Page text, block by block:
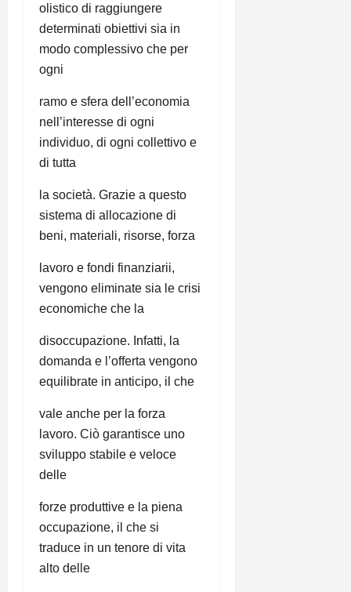
olistico di raggiungere
determinati obiettivi sia in
modo complessivo che per
ogni
ramo e sfera dell’economia
nell’interesse di ogni
individuo, di ogni collettivo e
di tutta
la società. Grazie a questo
sistema di allocazione di
beni, materiali, risorse, forza
lavoro e fondi finanziarii,
vengono eliminate sia le crisi
economiche che la
disoccupazione. Infatti, la
domanda e l’offerta vengono
equilibrate in anticipo, il che
vale anche per la forza
lavoro. Ciò garantisce uno
sviluppo stabile e veloce
delle
forze produttive e la piena
occupazione, il che si
traduce in un tenore di vita
alto delle